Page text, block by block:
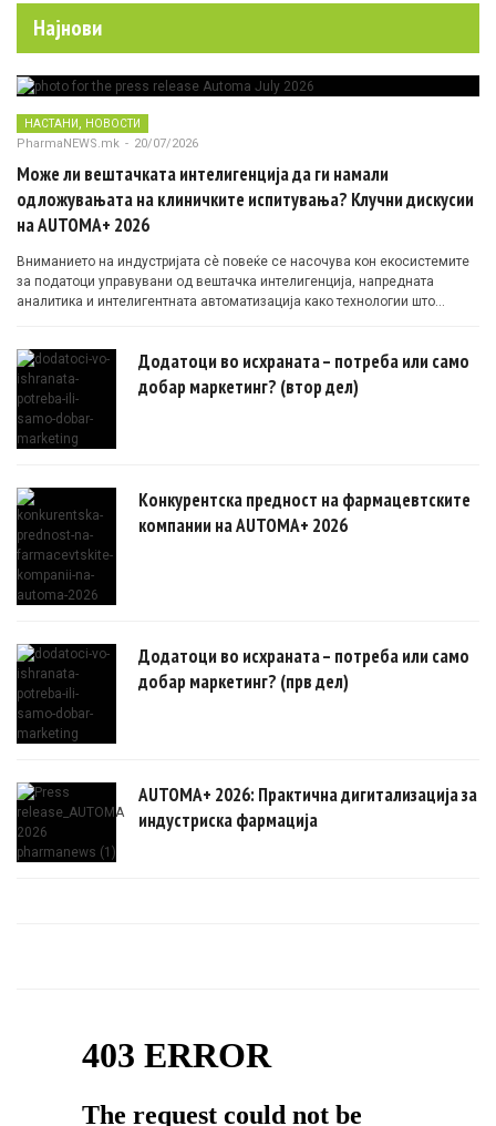
Најнови
НАСТАНИ, НОВОСТИ
PharmaNEWS.mk - 20/07/2026
Може ли вештачката интелигенција да ги намали
одложувањата на клиничките испитувања? Клучни дискусии
на AUTOMA+ 2026
Вниманието на индустријата сè повеќе се насочува кон екосистемите
за податоци управувани од вештачка интелигенција, напредната
аналитика и интелигентната автоматизација како технологии што
Додатоци во исхраната – потреба или само
добар маркетинг? (втор дел)
Конкурентска предност на фармацевтските
компании на AUTOMA+ 2026
Додатоци во исхраната – потреба или само
добар маркетинг? (прв дел)
AUTOMA+ 2026: Практична дигитализација за
индустриска фармација